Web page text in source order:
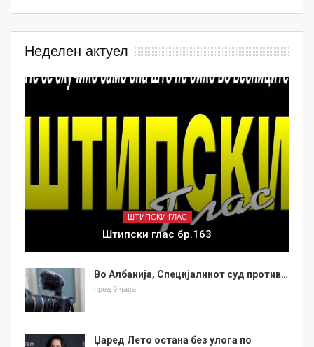
Неделен актуел
ШТИПСКИ ГЛАС
Штипски глас бр.163
Во Албанија, Специјалниот суд против…
пред 9 часа
Џаред Лето остана без улога по